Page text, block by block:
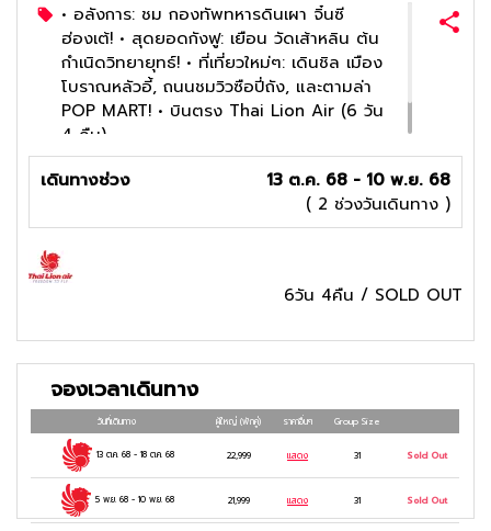
• อลังการ: ชม กองทัพทหารดินเผา จิ๋นซี
ฮ่องเต้! • สุดยอดกังฟู: เยือน วัดเส้าหลิน ต้น
กำเนิดวิทยายุทธ์! • ที่เที่ยวใหม่ๆ: เดินชิล เมือง
โบราณหลัวอี้, ถนนชมวิวซือปี่ถัง, และตามล่า
POP MART! • บินตรง Thai Lion Air (6 วัน
4 คืน)
4ดาว
เดินทางช่วง
13 ต.ค. 68 - 10 พ.ย. 68
( 2 ช่วงวันเดินทาง )
6วัน 4คืน / SOLD OUT
จองเวลาเดินทาง
วันที่เดินทาง ผู้ใหญ่(พักคู่) ราคาอื่นๆ Group Size
13 ต.ค. 68- 18 ต.ค. 68 22,999 แสดง 31 Sold Out
5 พ.ย. 68 -10 พ.ย. 68 21,999 แสดง 31 Sold Out